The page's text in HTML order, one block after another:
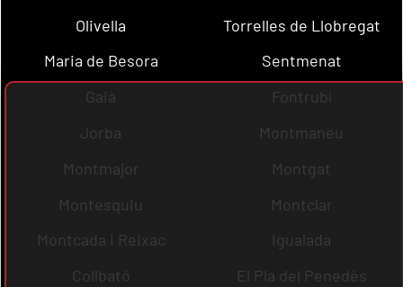
Olivella
Torrelles de Llobregat
Maria de Besora
Sentmenat
Gaià
Fontrubí
Jorba
Montmaneu
Montmajor
Montgat
Montesquiu
Montclar
Montcada i Reixac
Igualada
Collbató
El Pla del Penedès